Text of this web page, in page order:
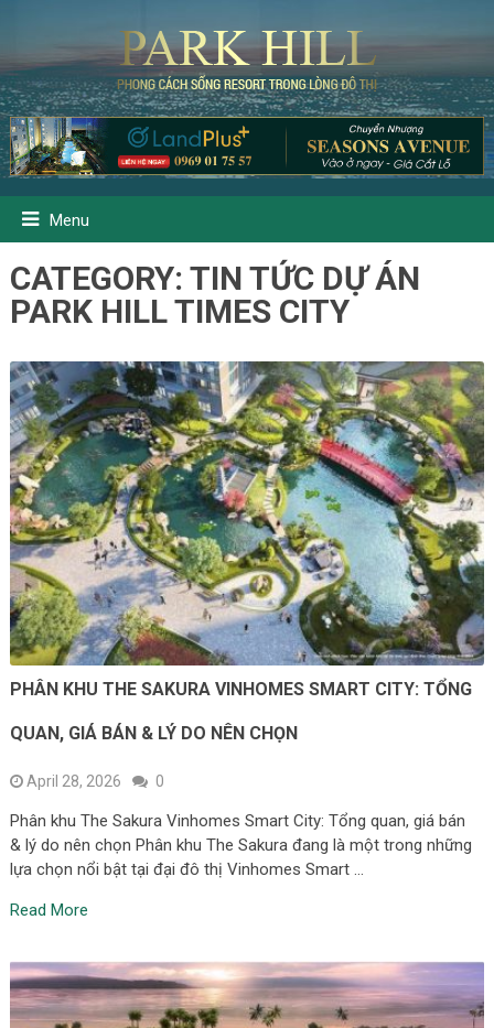
Menu
CATEGORY: TIN TỨC DỰ ÁN
PARK HILL TIMES CITY
PHÂN KHU THE SAKURA VINHOMES SMART CITY: TỔNG
QUAN, GIÁ BÁN & LÝ DO NÊN CHỌN
April 28, 2026 0
Phân khu The Sakura Vinhomes Smart City: Tổng quan, giá bán
& lý do nên chọn Phân khu The Sakura đang là một trong những
lựa chọn nổi bật tại đại đô thị Vinhomes Smart …
Read More